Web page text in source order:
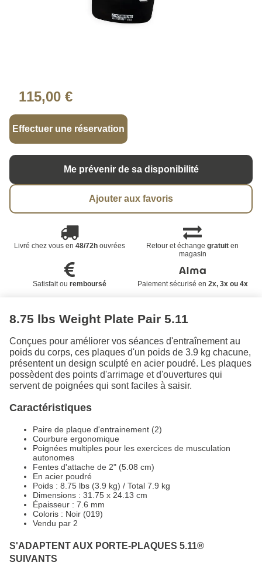
115,00 €
Effectuer une réservation
Me prévenir de sa disponibilité
Ajouter aux favoris
Livré chez vous en 48/72houvrées Retour et échangegratuit en
magasin
Satisfait ou remboursé Paiement sécurisé en 2x, 3x ou 4x
8.75 lbs Weight Plate Pair 5.11
Conçues pour améliorer vos séances d'entraînement au
poids du corps, ces plaques d'un poids de 3.9 kg chacune,
présentent un design sculpté en acier poudré. Les plaques
possèdent des points d'arrimage et d'ouvertures qui
servent de poignées qui sont faciles à saisir.
Caractéristiques
Paire de plaque d'entrainement (2)
Courbure ergonomique
Poignées multiples pour les exercices de musculation
autonomes
Fentes d'attache de 2" (5.08 cm)
En acier poudré
Poids : 8.75 lbs (3.9 kg) / Total 7.9 kg
Dimensions : 31.75 x 24.13 cm
Épaisseur : 7.6 mm
Coloris : Noir (019)
Vendu par 2
S'ADAPTENT AUX PORTE-PLAQUES 5.11®
SUIVANTS